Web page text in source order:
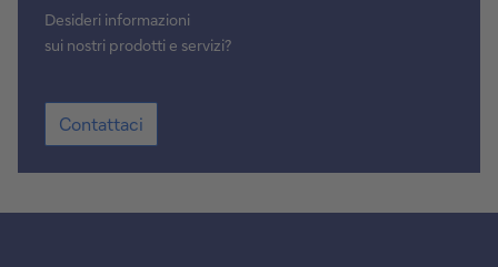
Desideri informazioni
sui nostri prodotti e servizi?
Contattaci
Contattaci